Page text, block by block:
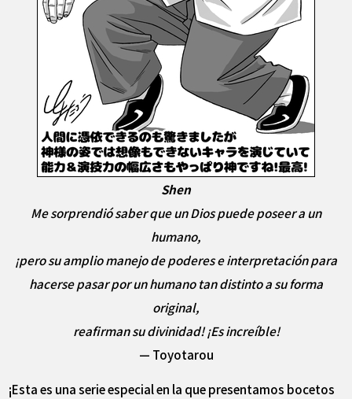
Shen
Me sorprendió saber que un Dios puede poseer a un
humano,
¡pero su amplio manejo de poderes e interpretación para
hacerse pasar por un humano tan distinto a su forma
original,
reafirman su divinidad! ¡Es increíble!
— Toyotarou
¡Esta es una serie especial en la que presentamos bocetos